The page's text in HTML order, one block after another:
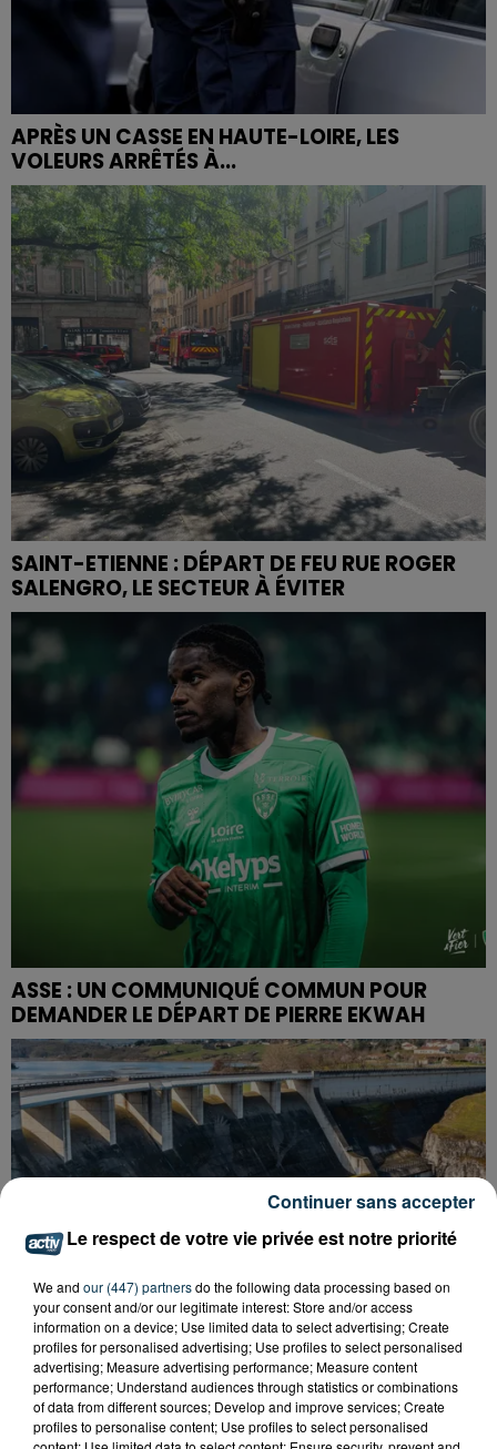
APRÈS UN CASSE EN HAUTE-LOIRE, LES
VOLEURS ARRÊTÉS À...
SAINT-ETIENNE : DÉPART DE FEU RUE ROGER
SALENGRO, LE SECTEUR À ÉVITER
ASSE : UN COMMUNIQUÉ COMMUN POUR
DEMANDER LE DÉPART DE PIERRE EKWAH
CYANOBACTÉRIES : LE PRÉFÊT PREND UN
ARRÊTÉ POUR LES ACTIVITÉS DE...
Le respect de votre vie privée est notre priorité
We and our (447) partnersdo the following data processing based on
your consent and/or our legitimate interest: Store and/or access
information on a device; Use limited data to select advertising; Create
profiles for personalised advertising; Use profiles to select personalised
advertising; Measure advertising performance; Measure content
performance; Understand audiences through statistics or combinations
of data from different sources; Develop and improve services; Create
profiles to personalise content; Use profiles to select personalised
Continuer sans accepter